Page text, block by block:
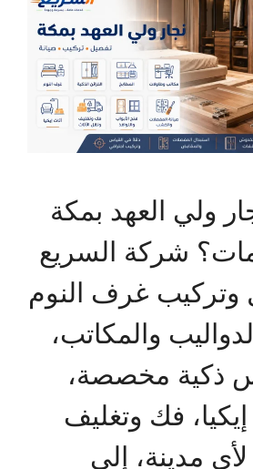
ولي العهد بمكة
شركة السريع
وتركيب غرف النوم
والمكاتب،
ذكية مخصصة،
فك وتغليف
مدينة، إلى